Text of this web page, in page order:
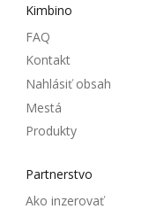
Kimbino
FAQ
Kontakt
Nahlásiť obsah
Mestá
Produkty
Partnerstvo
Ako inzerovať